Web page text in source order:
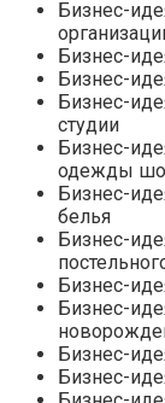
Бизнес-
Бизнес-
Бизнес-
Бизнес-
студии
Бизнес-
одежды
Бизнес-
белья
Бизнес-
Бизнес-
Бизнес-
Бизнес-
Бизнес-